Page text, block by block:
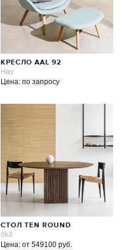
КРЕСЛО AAL 92
Hay
Цена: по запросу
СТОЛ TEN ROUND
dk3
Цена: от 549100 руб.